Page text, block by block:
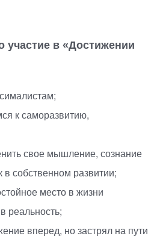
участие в «Достижении
к саморазвитию,
свое мышление, сознание
в собственном развитии;
место в жизни
реальность;
вперед, но застрял на пути